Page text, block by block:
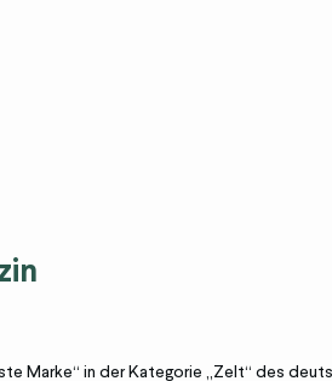
Marke“ in der Kategorie „Zelt“ des